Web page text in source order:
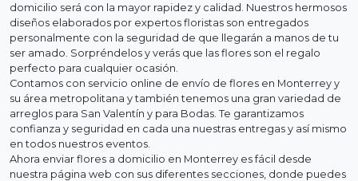
domicilio será con la mayor rapidez y calidad. Nuestros hermosos
diseños elaborados por expertos floristas son entregados
personalmente con la seguridad de que llegarán a manos de tu
ser amado. Sorpréndelos y verás que las flores son el regalo
perfecto para cualquier ocasión.
Contamos con servicio online de envío de flores en Monterrey y
su área metropolitana y también tenemos una gran variedad de
arreglos para San Valentín y para Bodas. Te garantizamos
confianza y seguridad en cada una nuestras entregas y así mismo
en todos nuestros eventos.
Ahora enviar flores a domicilio en Monterrey es fácil desde
nuestra página web con sus diferentes secciones, donde puedes